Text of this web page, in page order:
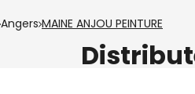
Angers MAINE ANJOU PEINTURE